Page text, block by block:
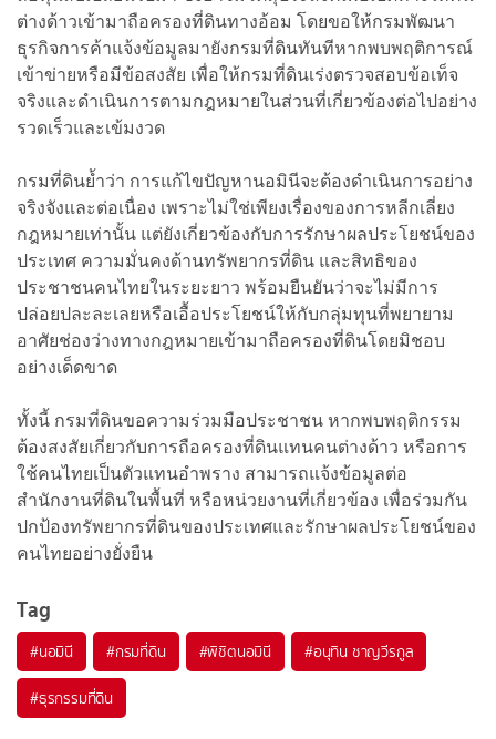
ต่างด้าวเข้ามาถือครองที่ดินทางอ้อม โดยขอให้กรมพัฒนา
ธุรกิจการค้าแจ้งข้อมูลมายังกรมที่ดินทันทีหากพบพฤติการณ์
เข้าข่ายหรือมีข้อสงสัย เพื่อให้กรมที่ดินเร่งตรวจสอบข้อเท็จ
จริงและดำเนินการตามกฎหมายในส่วนที่เกี่ยวข้องต่อไปอย่าง
รวดเร็วและเข้มงวด
กรมที่ดินย้ำว่า การแก้ไขปัญหานอมินีจะต้องดำเนินการอย่าง
จริงจังและต่อเนื่อง เพราะไม่ใช่เพียงเรื่องของการหลีกเลี่ยง
กฎหมายเท่านั้น แต่ยังเกี่ยวข้องกับการรักษาผลประโยชน์ของ
ประเทศ ความมั่นคงด้านทรัพยากรที่ดิน และสิทธิของ
ประชาชนคนไทยในระยะยาว พร้อมยืนยันว่าจะไม่มีการ
ปล่อยปละละเลยหรือเอื้อประโยชน์ให้กับกลุ่มทุนที่พยายาม
อาศัยช่องว่างทางกฎหมายเข้ามาถือครองที่ดินโดยมิชอบ
อย่างเด็ดขาด
ทั้งนี้ กรมที่ดินขอความร่วมมือประชาชน หากพบพฤติกรรม
ต้องสงสัยเกี่ยวกับการถือครองที่ดินแทนคนต่างด้าว หรือการ
ใช้คนไทยเป็นตัวแทนอำพราง สามารถแจ้งข้อมูลต่อ
สำนักงานที่ดินในพื้นที่ หรือหน่วยงานที่เกี่ยวข้อง เพื่อร่วมกัน
ปกป้องทรัพยากรที่ดินของประเทศและรักษาผลประโยชน์ของ
คนไทยอย่างยั่งยืน
Tag
#นอมินี #กรมที่ดิน #พิชิตนอมินี #อนุทิน ชาญวีรกูล
#ธุรกรรมที่ดิน